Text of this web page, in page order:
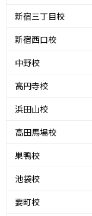
新宿三丁目校
新宿西口校
中野校
高円寺校
浜田山校
高田馬場校
巣鴨校
池袋校
要町校